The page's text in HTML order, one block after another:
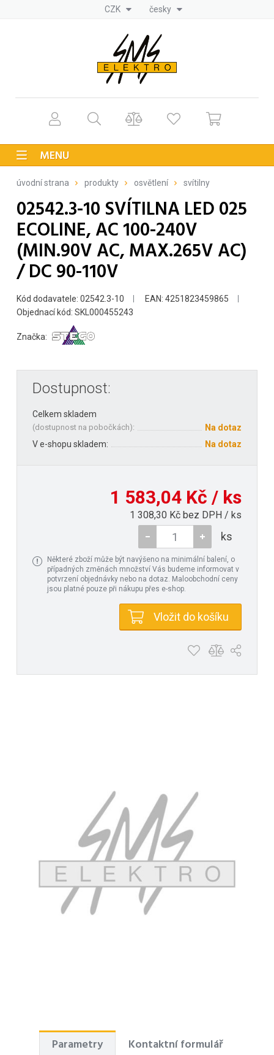
CZK česky
MENU
úvodní strana produkty osvětlení svítilny
02542.3-10 SVÍTILNA LED 025
ECOLINE, AC 100-240V
(MIN.90V AC, MAX.265V AC)
/ DC 90-110V
Kód dodavatele: 02542.3-10
EAN: 4251823459865
Objednací kód: SKL000455243
Značka:
Dostupnost:
Celkem skladem
(dostupnost na pobočkách):
Na dotaz
V e-shopu skladem:
Na dotaz
1 583,04 Kč / ks
1 308,30 Kč bez DPH / ks
ks
Některé zboží může být navýšeno na minimální balení, o
případných změnách množství Vás budeme informovat v
potvrzení objednávky nebo na dotaz. Maloobchodní ceny
jsou platné pouze při nákupu přes e-shop.
Vložit do košíku
Parametry
Kontaktní formulář